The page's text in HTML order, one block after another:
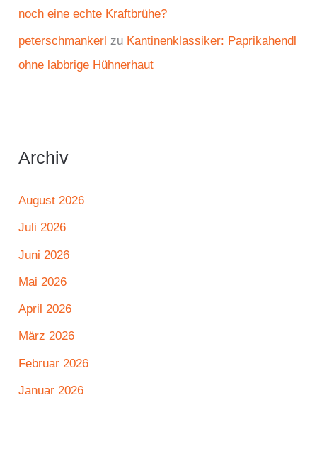
noch eine echte Kraftbrühe?
peterschmankerl zu Kantinenklassiker: Paprikahendl
ohne labbrige Hühnerhaut
Archiv
August 2026
Juli 2026
Juni 2026
Mai 2026
April 2026
März 2026
Februar 2026
Januar 2026